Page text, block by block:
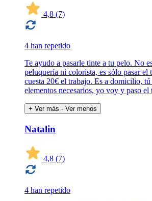
4,8 (7)
4 han repetido
Te ayudo a pasarle tinte a tu pelo. No
peluquería ni colorista, es sólo pasar el
cuesta 20€ el trabajo. Es a domicilio,
elementos necesarios, yo voy y paso el
+ Ver más - Ver menos
Natalin
4,8 (7)
4 han repetido